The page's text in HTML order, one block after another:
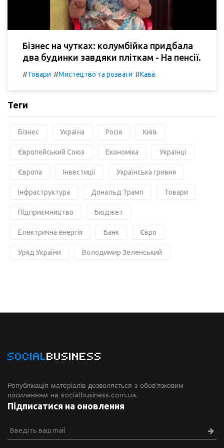
Бізнес на чутках: колумбійка придбала
два будинки завдяки пліткам - На пенсії.
#Товари #Мистецтво та розваги #Кава
Теги
Бізнес Україна Росія Київ
Європейський Союз Економіка Українці
Європа Інвестиції Українська гривня
Інфраструктура Дональд Трамп Товари
Підприємництво Бюджет
Електрична енергія Банк Євро
Уряд України Володимир Зеленський
SOCIALBUSINESS
Републікація матеріалів дозволяється з обов'язковим
посиланням на socialbusiness.com.ua.
Підписатися на оновлення